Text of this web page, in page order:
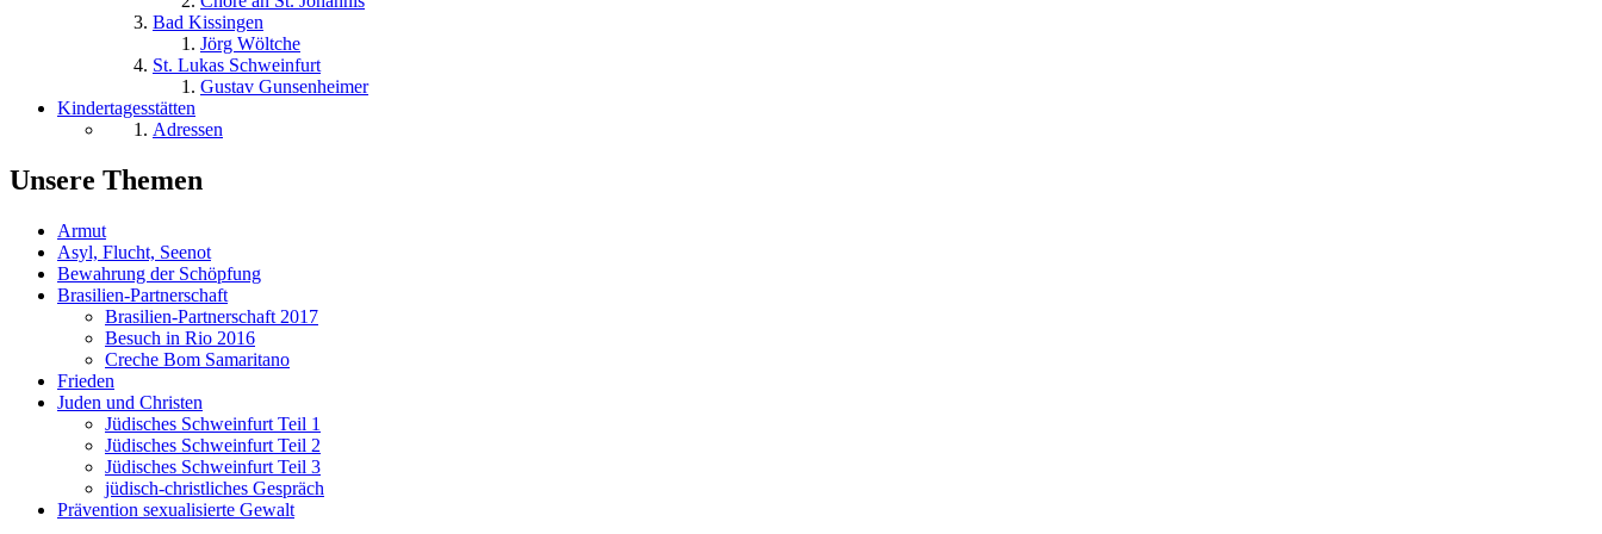
Bad Kissingen
Jörg Wöltche
St. Lukas Schweinfurt
Gustav Gunsenheimer
Kindertagesstätten
Adressen
Unsere Themen
Armut
Asyl, Flucht, Seenot
Bewahrung der Schöpfung
Brasilien-Partnerschaft
Brasilien-Partnerschaft 2017
Besuch in Rio 2016
Creche Bom Samaritano
Frieden
Juden und Christen
Jüdisches Schweinfurt Teil 1
Jüdisches Schweinfurt Teil 2
Jüdisches Schweinfurt Teil 3
jüdisch-christliches Gespräch
Prävention sexualisierte Gewalt